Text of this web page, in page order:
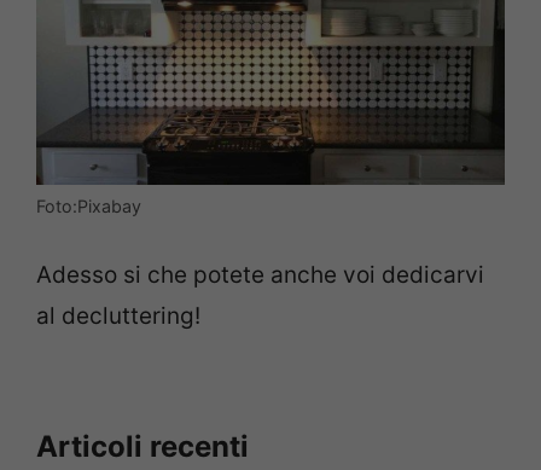
Foto:Pixabay
Adesso si che potete anche voi dedicarvi
al decluttering!
Articoli recenti